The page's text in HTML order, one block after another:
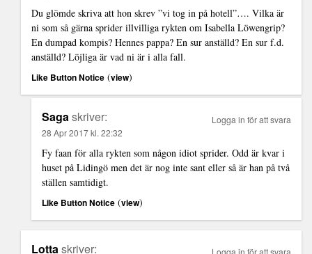
Du glömde skriva att hon skrev ”vi tog in på hotell”…. Vilka är
ni som så gärna sprider illvilliga rykten om Isabella Löwengrip?
En dumpad kompis? Hennes pappa? En sur anställd? En sur f.d.
anställd? Löjliga är vad ni är i alla fall.
Like Button Notice (view)
Sagaskriver:
28 Apr 2017 kl. 22:32
Fy faan för alla rykten som någon idiot sprider. Odd är kvar i
huset på Lidingö men det är nog inte sant eller så är han på två
ställen samtidigt.
Like Button Notice (view)
Logga in för att svara
Lottaskriver: